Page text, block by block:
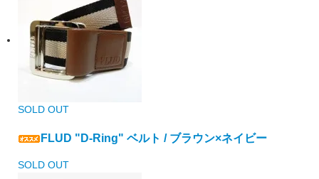
SOLD OUT
FLUD "D-Ring" ベルト / ブラウン×ネイビー
SOLD OUT